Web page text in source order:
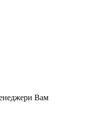
Вам